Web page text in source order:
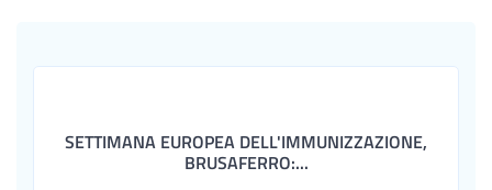
SETTIMANA EUROPEA DELL'IMMUNIZZAZIONE,
BRUSAFERRO:...